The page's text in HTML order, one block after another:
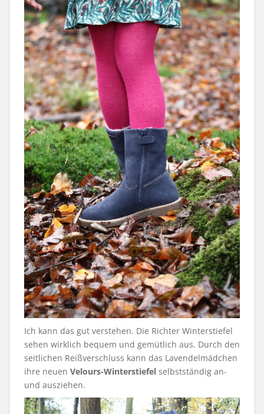
Ich kann das gut verstehen. Die Richter Winterstiefel
sehen wirklich bequem und gemütlich aus. Durch den
seitlichen Reißverschluss kann das Lavendelmädchen
ihre neuen Velours-Winterstiefel selbstständig an-
und ausziehen.